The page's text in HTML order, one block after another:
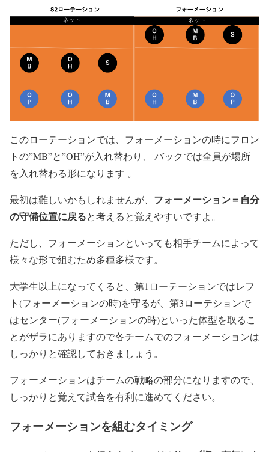
このローテーションでは、フォーメーションの時にフロン
トの”MB”と”OH”が入れ替わり、 バックでは全員が場所
を入れ替わる形になります 。
最初は難しいかもしれませんが、 フォーメーション＝自分
の守備位置に戻ると考えると覚えやすいですよ。
ただし、フォーメーションといっても相手チームによって
様々な形で組むため多種多様です。
大学生以上になってくると、第1ローテーションではレフ
ト(フォーメーションの時)を守るが、第3ローテションで
はセンター(フォーメーションの時)といった体型を取るこ
とがザラにありますので各チームでのフォーメーションは
しっかりと確認しておきましょう。
フォーメーションはチームの戦略の部分になりますので、
しっかりと覚えて試合を有利に進めてください。
フォーメーションを組むタイミング